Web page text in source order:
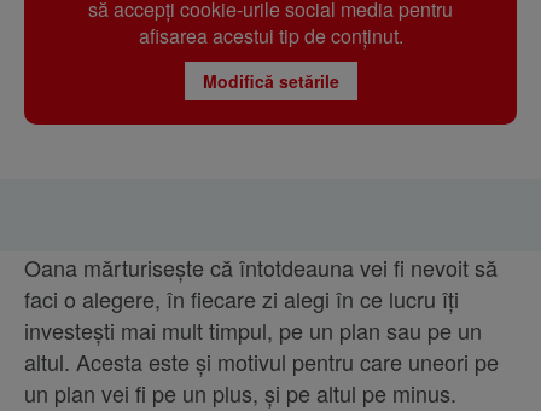
să accepți cookie-urile social media pentru
afisarea acestui tip de conținut.
Modifică setările
Oana mărturisește că întotdeauna vei fi nevoit să
faci o alegere, în fiecare zi alegi în ce lucru îți
investești mai mult timpul, pe un plan sau pe un
altul. Acesta este și motivul pentru care uneori pe
un plan vei fi pe un plus, și pe altul pe minus.